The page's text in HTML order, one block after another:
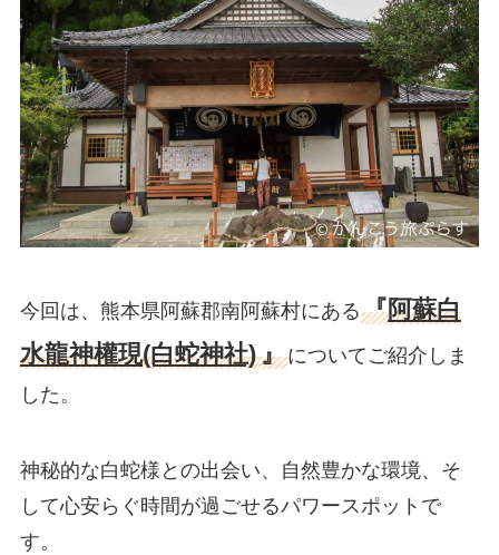
今回は、熊本県阿蘇郡南阿蘇村にある『阿蘇白
水龍神權現(白蛇神社)』についてご紹介しま
した。
神秘的な白蛇様との出会い、自然豊かな環境、そ
して心安らぐ時間が過ごせるパワースポットで
す。